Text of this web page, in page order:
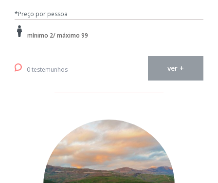
*Preço por pessoa
mínimo 2/ máximo 99
0 testemunhos ver +